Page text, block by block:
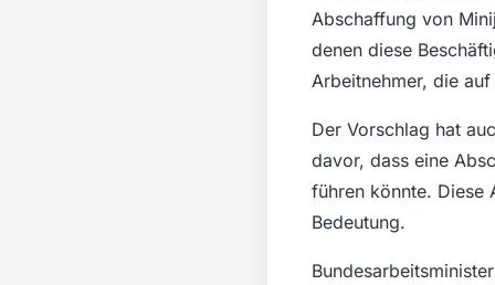
Abschaffung von
denen diese
Arbeitnehmer, die
Der Vorschlag hat
davor, dass eine
führen könnte. Diese
Bedeutung.